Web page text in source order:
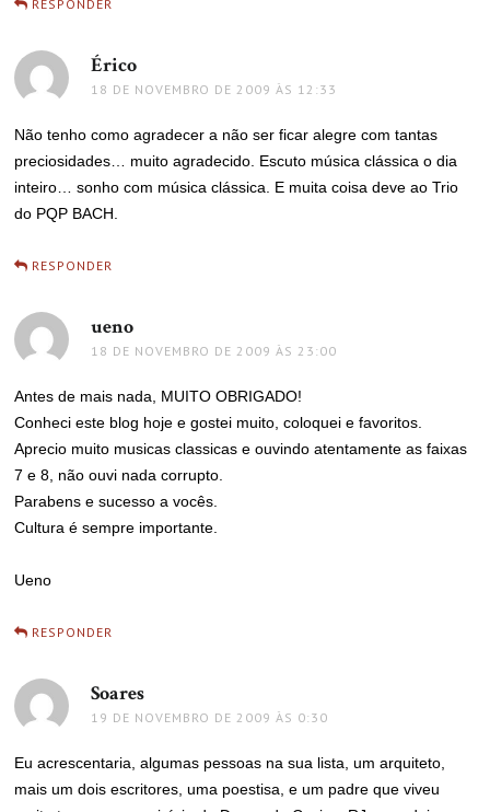
RESPONDER
Érico
18 DE NOVEMBRO DE 2009 ÀS 12:33
Não tenho como agradecer a não ser ficar alegre com tantas
preciosidades… muito agradecido. Escuto música clássica o dia
inteiro… sonho com música clássica. E muita coisa deve ao Trio
do PQP BACH.
RESPONDER
ueno
18 DE NOVEMBRO DE 2009 ÀS 23:00
Antes de mais nada, MUITO OBRIGADO!
Conheci este blog hoje e gostei muito, coloquei e favoritos.
Aprecio muito musicas classicas e ouvindo atentamente as faixas
7 e 8, não ouvi nada corrupto.
Parabens e sucesso a vocês.
Cultura é sempre importante.
Ueno
RESPONDER
Soares
19 DE NOVEMBRO DE 2009 ÀS 0:30
Eu acrescentaria, algumas pessoas na sua lista, um arquiteto,
mais um dois escritores, uma poestisa, e um padre que viveu